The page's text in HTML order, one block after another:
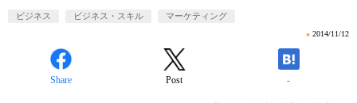
ビジネス ビジネス・スキル マーケティング
» 2014/11/12
Share Post -